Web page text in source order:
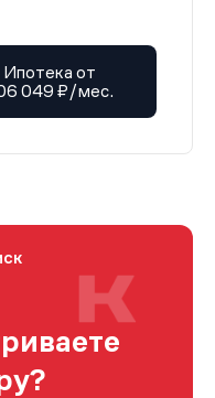
Ипотека от
049 ₽/мес.